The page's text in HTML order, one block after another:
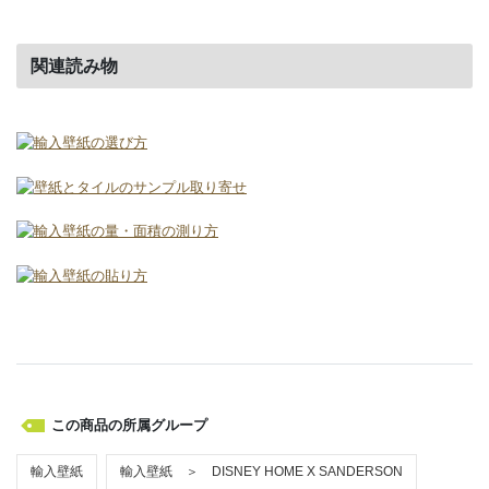
関連読み物
この商品の所属グループ
輸入壁紙 輸入壁紙 ＞ DISNEY HOME X SANDERSON